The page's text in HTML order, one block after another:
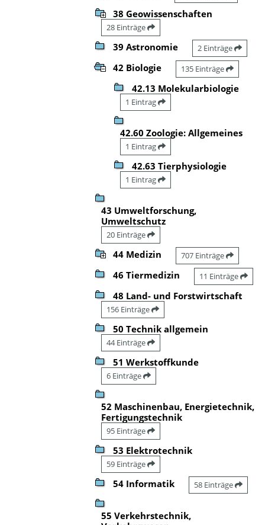
38 Geowissenschaften
28 Einträge
39 Astronomie 2 Einträge
42 Biologie 135 Einträge
42.13 Molekularbiologie
1 Eintrag
42.60 Zoologie: Allgemeines
1 Eintrag
42.63 Tierphysiologie
1 Eintrag
43 Umweltforschung,
Umweltschutz
20 Einträge
44 Medizin 707 Einträge
46 Tiermedizin 11 Einträge
48 Land- und Forstwirtschaft
156 Einträge
50 Technik allgemein
44 Einträge
51 Werkstoffkunde
6 Einträge
52 Maschinenbau, Energietechnik,
Fertigungstechnik
95 Einträge
53 Elektrotechnik
59 Einträge
54 Informatik 58 Einträge
55 Verkehrstechnik,